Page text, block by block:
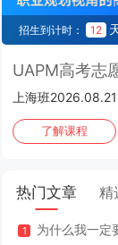
招生到计时： 12
UAPM高考志
上海班
了解课程
热门文章 精
为什么我一定要选择